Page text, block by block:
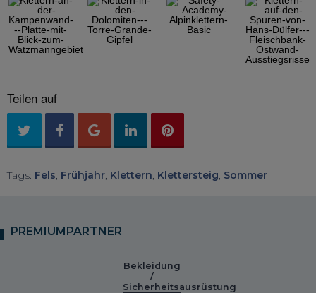
Slide
Slide
Teilen auf
Tags: Fels, Frühjahr, Klettern, Klettersteig, Sommer
PREMIUMPARTNER
Bekleidung
/
Sicherheitsausrüstung